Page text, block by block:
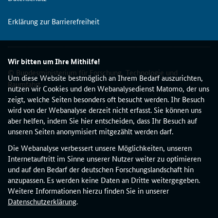
Wir bitten um Ihre Mithilfe!
Um diese Website bestmöglich an Ihrem Bedarf auszurichten,
nutzen wir Cookies und den Webanalysedienst Matomo, der uns
zeigt, welche Seiten besonders oft besucht werden. Ihr Besuch
wird von der Webanalyse derzeit nicht erfasst. Sie können uns
aber helfen, indem Sie hier entscheiden, dass Ihr Besuch auf
unseren Seiten anonymisiert mitgezählt werden darf.
Die Webanalyse verbessert unsere Möglichkeiten, unseren
Internetauftritt im Sinne unserer Nutzer weiter zu optimieren
und auf den Bedarf der deutschen Forschungslandschaft hin
anzupassen. Es werden keine Daten an Dritte weitergegeben.
Weitere Informationen hierzu finden Sie in unserer
Datenschutzerklärung.
i
n
n
u
n
d
d
i
e
e
n
a
l
s
R
Erklärung zur Barrierefreiheit
© Bundesministerium für Forschung, Technologie und
Raumfahrt